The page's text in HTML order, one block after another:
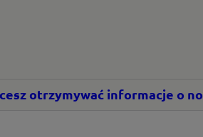
otrzymywać informacje o